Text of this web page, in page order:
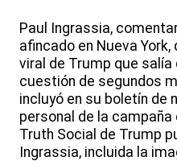
Paul Ingrassia,
afincado en Nueva
viral de Trump que salía
cuestión de segundos
incluyó en su boletín de
personal de la
Truth Social de Trump
Ingrassia, incluida la